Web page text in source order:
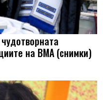
на ВМА (снимки)